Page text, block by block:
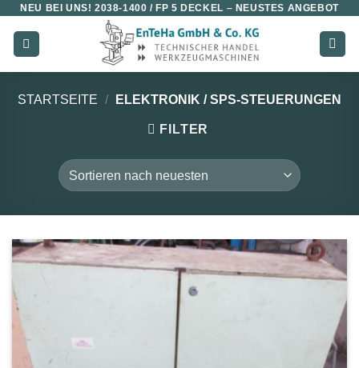
Zum
Inhalt
springen
NEU BEI UNS!2038-1400 / FP 5 DECKEL – NEUSTES ANGEBOT
STARTSEITE / ELEKTRONIK / SPS-STEUERUNGEN
FILTER